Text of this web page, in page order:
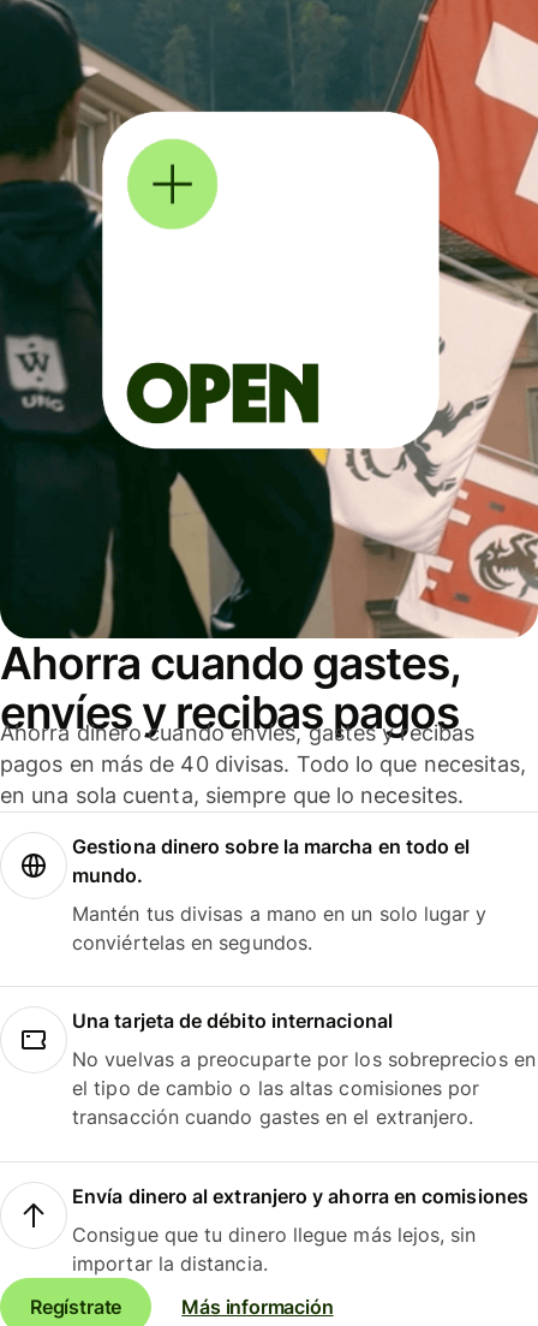
Ahorra cuando gastes,
envíes y recibas pagos
Ahorra dinero cuando envíes, gastes y recibas
pagos en más de 40 divisas. Todo lo que necesitas,
en una sola cuenta, siempre que lo necesites.
Gestiona dinero sobre la marcha en todo el
mundo.
Mantén tus divisas a mano en un solo lugar y
conviértelas en segundos.
Una tarjeta de débito internacional
No vuelvas a preocuparte por los sobreprecios en
el tipo de cambio o las altas comisiones por
transacción cuando gastes en el extranjero.
Envía dinero al extranjero y ahorra en comisiones
Consigue que tu dinero llegue más lejos, sin
importar la distancia.
Regístrate
Más información